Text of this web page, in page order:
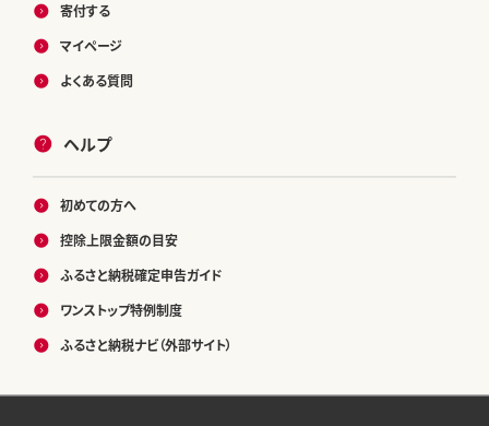
寄付する
マイページ
よくある質問
ヘルプ
初めての方へ
控除上限金額の目安
ふるさと納税確定申告ガイド
ワンストップ特例制度
ふるさと納税ナビ（外部サイト）